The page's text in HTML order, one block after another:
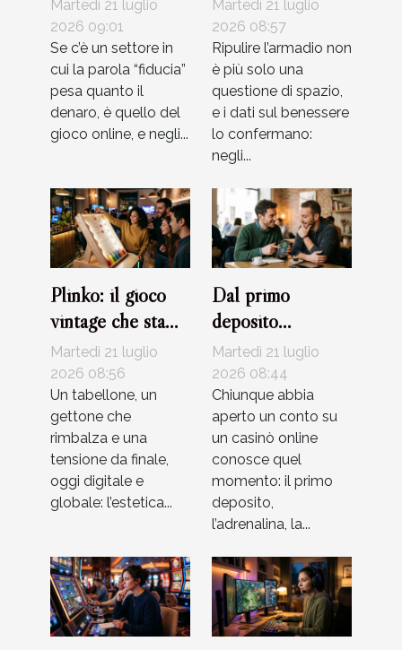
i loro giochi
Martedì 21 luglio
2026 09:01
Se c’è un settore in
cui la parola “fiducia”
pesa quanto il
denaro, è quello del
gioco online, e negli...
l’equilibrio
interiore
Martedì 21 luglio
2026 08:57
Ripulire l’armadio non
è più solo una
questione di spazio,
e i dati sul benessere
lo confermano:
negli...
Plinko: il gioco
vintage che sta
rivoluzionando
l’intrattenimento
digitale
Martedì 21 luglio
2026 08:56
Un tabellone, un
gettone che
rimbalza e una
tensione da finale,
oggi digitale e
globale: l’estetica...
Dal primo
deposito
all’upgrade vip:
racconti veri di
giocatori
Martedì 21 luglio
2026 08:44
Chiunque abbia
aperto un conto su
un casinò online
conosce quel
momento: il primo
deposito,
l’adrenalina, la...